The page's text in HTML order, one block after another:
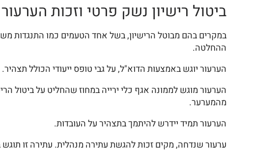
ביטול רישיון נשק פרטי וזכות הערעור
ההחלטה.
הערעור יוגש באמצעות הדוא"ל, על גבי טופס ייעודי הכולל
הערעור מוגש לממונה אגף כלי ירייה במחוז שהחליט על ביטול
מהמערער.
הערעור תמיד יידרש להיתמך בתצהיר על העובדות.
ערעור שנדחה, מקים זכות להגשת עתירה מנהלית. עתירה זו